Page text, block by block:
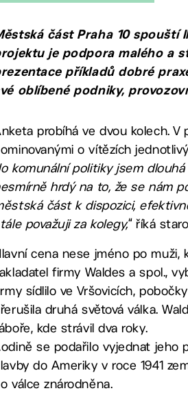
část Praha 10 spouští
je podpora malého a
příkladů dobré
oblíbené podniky,
probíhá ve dvou kolech.
o vítězích
komunální politiky jsem
hrdý na to, že se nám
část k dispozici,
považuji za kolegy,“ říká
cena nese jméno po muži,
firmy Waldes a spol.,
sídlilo ve Vršovicích,
druhá světová válka.
kde strávil dva roky.
se podařilo vyjednat jeho
do Ameriky v roce 1941
válce znárodněna.